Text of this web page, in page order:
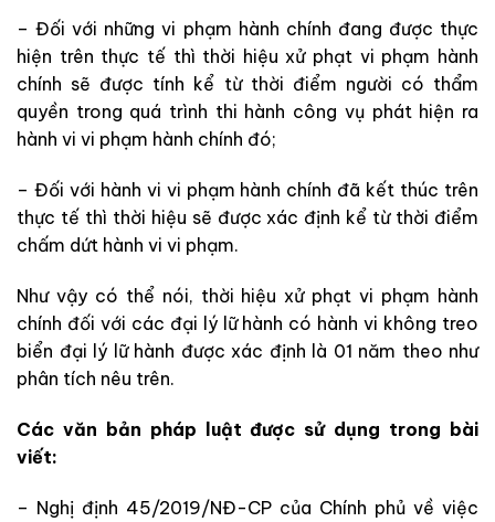
– Đối với những vi phạm hành chính đang được thực
hiện trên thực tế thì thời hiệu xử phạt vi phạm hành
chính sẽ được tính kể từ thời điểm người có thẩm
quyền trong quá trình thi hành công vụ phát hiện ra
hành vi vi phạm hành chính đó;
– Đối với hành vi vi phạm hành chính đã kết thúc trên
thực tế thì thời hiệu sẽ được xác định kể từ thời điểm
chấm dứt hành vi vi phạm.
Như vậy có thể nói, thời hiệu xử phạt vi phạm hành
chính đối với các đại lý lữ hành có hành vi không treo
biển đại lý lữ hành được xác định là 01 năm theo như
phân tích nêu trên.
Các văn bản pháp luật được sử dụng trong bài
viết:
– Nghị định 45/2019/NĐ-CP của Chính phủ về việc